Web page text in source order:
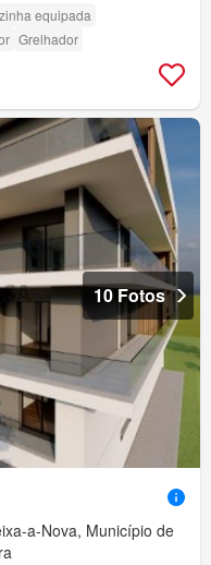
equipada
Grelhador
10 Fotos
a-Nova, Município de